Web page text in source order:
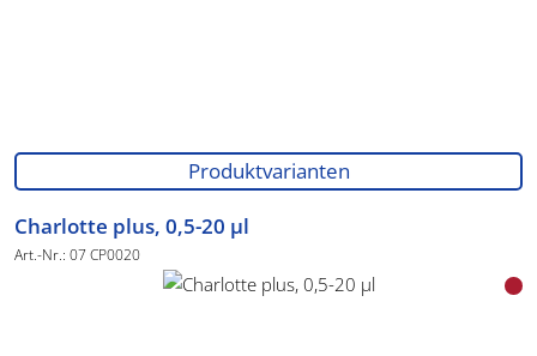
Produktvarianten
Charlotte plus, 0,5-20 µl
Art.-Nr.: 07 CP0020